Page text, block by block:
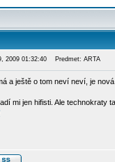
2009 01:32:40 Predmet: ARTA
a ještě o tom neví neví, je
mi jen hifisti. Ale technokraty